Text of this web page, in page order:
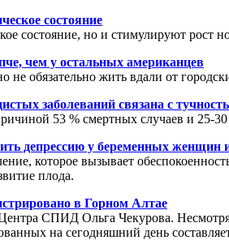
состояние
состояние, но и стимулируют рост
чем у остальных американцев
не обязательно жить вдали от
заболеваний связана с
53 % смертных случаев и 25-30
депрессию у беременных женщин
которое вызывает
плода.
в Горном Алтае
СПИД Ольга Чекурова.
на сегодняшний день